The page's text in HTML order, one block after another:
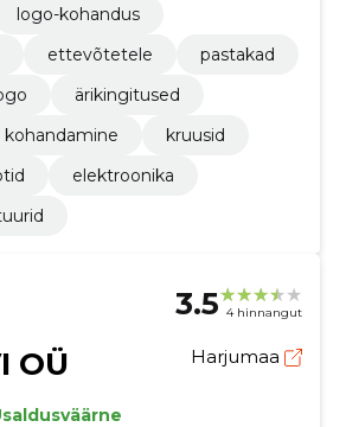
logo-kohandus
ettevõtetele
pastakad
ärikingitused
kohandamine
kruusid
elektroonika
3.5 4 hinnangut
OÜ Harjumaa